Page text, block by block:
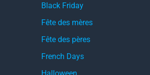
Black Friday
Fête des mères
Fête des pères
French Days